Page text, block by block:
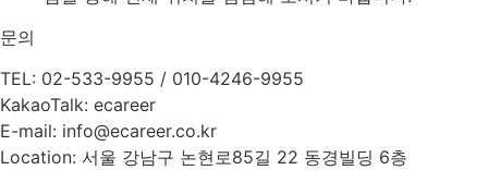
문의
TEL: 02-533-9955 / 010-4246-9955
KakaoTalk: ecareer
E-mail: info@ecareer.co.kr
Location: 서울 강남구 논현로85길 22 동경빌딩 6층